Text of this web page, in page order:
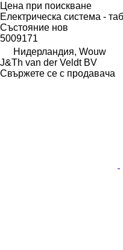
Цена при поискване
Електрическа система -
Състояние нов
5009171
Нидерландия, Wouw
J&Th van der Veldt BV
Свържете се с продавача